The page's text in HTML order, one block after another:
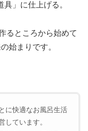
」に仕上げる。
るところから始めて
始まりです。
に快適なお風呂生活
しています。